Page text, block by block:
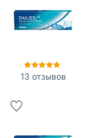
13 отзывов